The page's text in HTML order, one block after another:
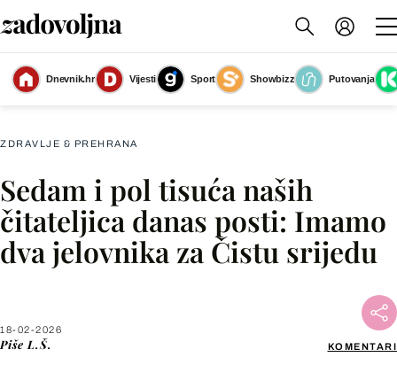
Dnevnik.hr Vijesti Sport Showbizz Putovanja
Riža s gljivama posno je jelo koje možete jesti i na Čistu srijedu(Foto:
Shutterstock)
ZDRAVLJE & PREHRANA
Sedam i pol tisuća naših
čitateljica danas posti: Imamo
dva jelovnika za Čistu srijedu
18-02-2026
Piše L.Š. KOMENTARI
Facebook
X